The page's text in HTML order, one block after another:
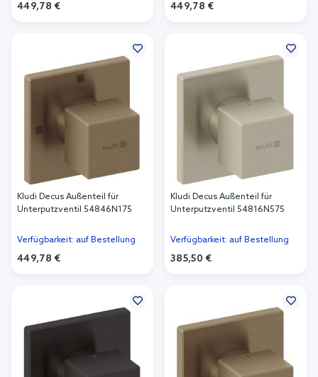
449,78 €
449,78 €
Kludi Decus Außenteil für
Unterputzventil 54846N175
Verfügbarkeit: auf Bestellung
449,78 €
Kludi Decus Außenteil für
Unterputzventil 54816N575
Verfügbarkeit: auf Bestellung
385,50 €